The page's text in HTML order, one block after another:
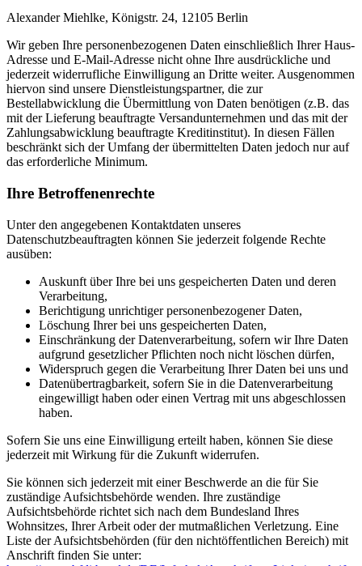
Alexander Miehlke, Königstr. 24, 12105 Berlin
Wir geben Ihre personenbezogenen Daten einschließlich Ihrer Haus-
Adresse und E-Mail-Adresse nicht ohne Ihre ausdrückliche und
jederzeit widerrufliche Einwilligung an Dritte weiter. Ausgenommen
hiervon sind unsere Dienstleistungspartner, die zur
Bestellabwicklung die Übermittlung von Daten benötigen (z.B. das
mit der Lieferung beauftragte Versandunternehmen und das mit der
Zahlungsabwicklung beauftragte Kreditinstitut). In diesen Fällen
beschränkt sich der Umfang der übermittelten Daten jedoch nur auf
das erforderliche Minimum.
Ihre Betroffenenrechte
Unter den angegebenen Kontaktdaten unseres
Datenschutzbeauftragten können Sie jederzeit folgende Rechte
ausüben:
Auskunft über Ihre bei uns gespeicherten Daten und deren
Verarbeitung,
Berichtigung unrichtiger personenbezogener Daten,
Löschung Ihrer bei uns gespeicherten Daten,
Einschränkung der Datenverarbeitung, sofern wir Ihre Daten
aufgrund gesetzlicher Pflichten noch nicht löschen dürfen,
Widerspruch gegen die Verarbeitung Ihrer Daten bei uns und
Datenübertragbarkeit, sofern Sie in die Datenverarbeitung
eingewilligt haben oder einen Vertrag mit uns abgeschlossen
haben.
Sofern Sie uns eine Einwilligung erteilt haben, können Sie diese
jederzeit mit Wirkung für die Zukunft widerrufen.
Sie können sich jederzeit mit einer Beschwerde an die für Sie
zuständige Aufsichtsbehörde wenden. Ihre zuständige
Aufsichtsbehörde richtet sich nach dem Bundesland Ihres
Wohnsitzes, Ihrer Arbeit oder der mutmaßlichen Verletzung. Eine
Liste der Aufsichtsbehörden (für den nichtöffentlichen Bereich) mit
Anschrift finden Sie unter: